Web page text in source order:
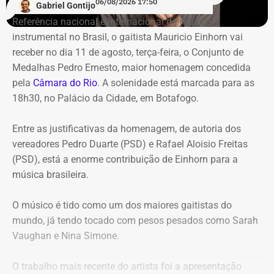
Tribunal classificou o processo decisório como
“negligente e temerário”.
Entre os principais pontos apontados pela auditoria
estão:
Mudança brusca na estratégia de investimento: a
20% logo na primeira reunião da nova gestão,
desrespeitando os estudos técnicos e pareceres da
consultoria financeira contratada, que desaconselhavam
o investimento de longo prazo.
previdenciários por 10 anos em uma instituição que
possuía rating B+ (grau especulativo com alto risco de
inadimplência), violando princípios de segurança e
Alteração regimental retroativa: a gestão do Itaprevi
Gabriel Gontijo
Referência nacional e internacional da música
instrumental no Brasil, o gaitista Mauricio Einhorn vai
receber no dia 11 de agosto, terça-feira, o Conjunto de
Medalhas Pedro Ernesto, maior homenagem concedida
pela Câmara do Rio. A solenidade está marcada para as
18h30, no Palácio da Cidade, em Botafogo.
Entre as justificativas da homenagem, de autoria dos
vereadores Pedro Duarte (PSD) e Rafael Aloisio Freitas
(PSD), está a enorme contribuição de Einhorn para a
música brasileira.
O músico é tido como um dos maiores gaitistas do
mundo, já tendo tocado com pesos pesados como Sarah
Vaughan e Nina Simone.
O trabalho mais recente do artista foi a apresentação